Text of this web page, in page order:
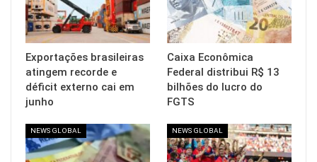
Exportações brasileiras
atingem recorde e
déficit externo cai em
junho
Caixa Econômica
Federal distribui R$ 13
bilhões do lucro do
FGTS
NEWS GLOBAL NEWS GLOBAL